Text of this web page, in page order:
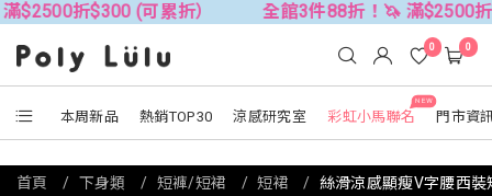
(可累折） 全館3件88折！🦄 滿$2500折$300 (可
本周新品 熱銷TOP30 涼感研究室
NEW
彩虹小馬聯名 門市資
0 0
首頁 下身類 短褲/短裙 短裙 絲滑涼感顯瘦V字腰西裝